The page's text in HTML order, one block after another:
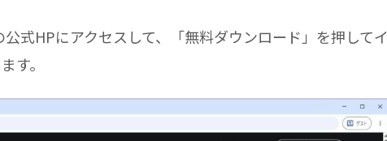
公式HPにアクセスして、「無料ダウンロード」を押してイ
す。